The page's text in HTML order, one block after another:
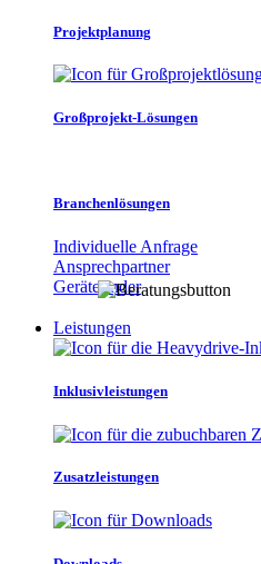
Projektplanung
Großprojekt-Lösungen
Branchenlösungen
Individuelle Anfrage
Ansprechpartner
Gerätefinder
Leistungen
Inklusivleistungen
Zusatzleistungen